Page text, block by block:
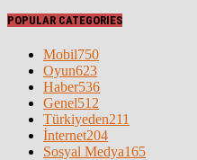
POPULAR CATEGORIES
Mobil750
Oyun623
Haber536
Genel512
Türkiyeden211
İnternet204
Sosyal Medya165